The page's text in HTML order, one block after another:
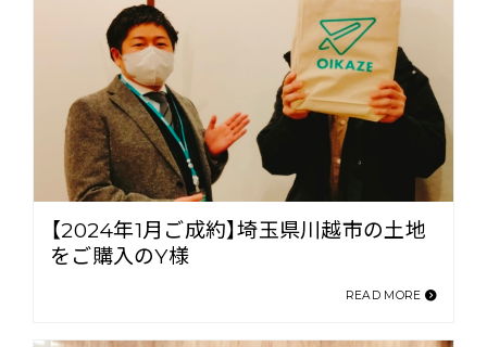
【2024年1月ご成約】埼玉県川越市の土地
をご購入のY様
READ MORE